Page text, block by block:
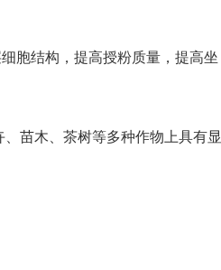
胞结构，提高授粉质量，提高坐
苗木、茶树等多种作物上具有显